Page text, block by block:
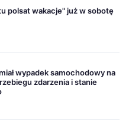
polsat wakacje" już w sobotę
wypadek samochodowy na
zdarzenia i stanie